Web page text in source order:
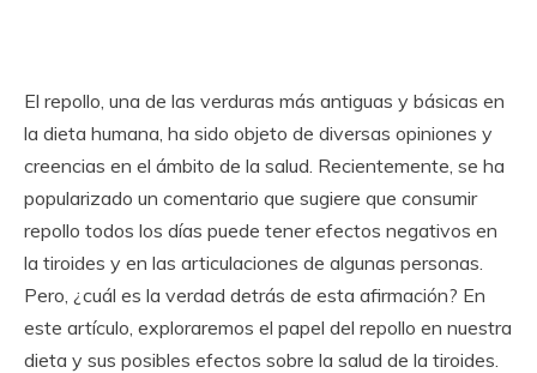
El repollo, una de las verduras más antiguas y básicas en
la dieta humana, ha sido objeto de diversas opiniones y
creencias en el ámbito de la salud. Recientemente, se ha
popularizado un comentario que sugiere que consumir
repollo todos los días puede tener efectos negativos en
la tiroides y en las articulaciones de algunas personas.
Pero, ¿cuál es la verdad detrás de esta afirmación? En
este artículo, exploraremos el papel del repollo en nuestra
dieta y sus posibles efectos sobre la salud de la tiroides.